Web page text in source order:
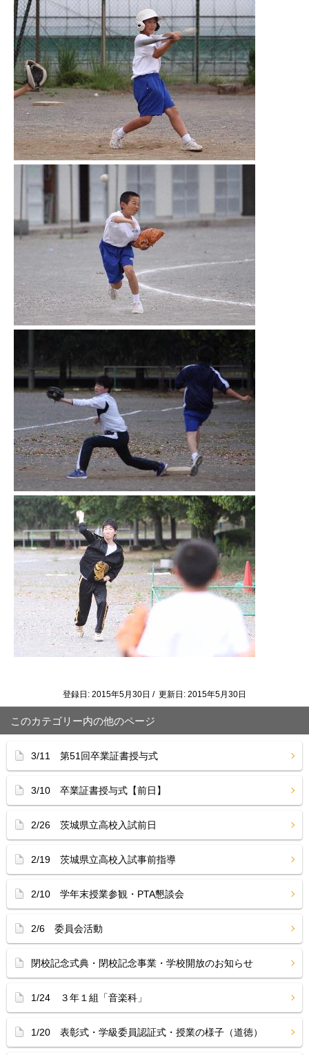
登録日: 2015年5月30日 / 更新日: 2015年5月30日
このカテゴリー内の他のページ
3/11 第51回卒業証書授与式
3/10 卒業証書授与式【前日】
2/26 茨城県立高校入試前日
2/19 茨城県立高校入試事前指導
2/10 学年末授業参観・PTA懇談会
2/6 委員会活動
閉校記念式典・閉校記念事業・学校開放のお知らせ
1/24 ３年１組「音楽科」
1/20 表彰式・学級委員認証式・授業の様子（道徳）